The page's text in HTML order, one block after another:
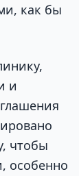
как бы
и
чтобы
особенно